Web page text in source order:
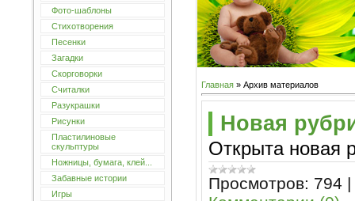
Фото-шаблоны
Стихотворения
Песенки
Загадки
Скорговорки
Считалки
Разукрашки
Рисунки
Пластилиновые
скульптуры
Ножницы, бумага, клей...
Забавные истории
Игры
Главная » Архив материалов
Новая
Открыта новая
Просмотров: 794 |